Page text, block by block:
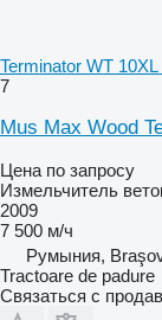
Terminator WT 10XL
7
Mus Max Wood
Цена по запросу
Измельчитель
2009
7 500 м/ч
Румыния,
Tractoare de padure
Связаться с